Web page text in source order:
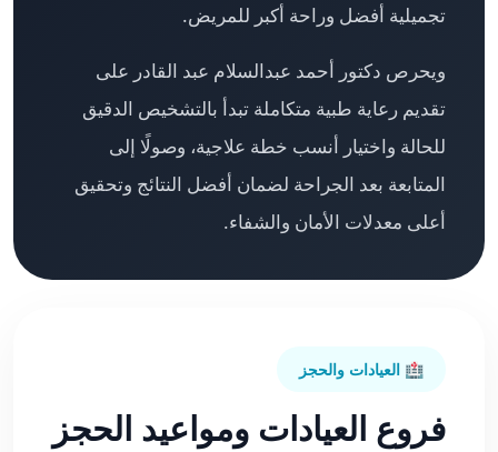
تجميلية أفضل وراحة أكبر للمريض.
ويحرص دكتور أحمد عبدالسلام عبد القادر على
تقديم رعاية طبية متكاملة تبدأ بالتشخيص الدقيق
للحالة واختيار أنسب خطة علاجية، وصولًا إلى
المتابعة بعد الجراحة لضمان أفضل النتائج وتحقيق
أعلى معدلات الأمان والشفاء.
🏥 العيادات والحجز
فروع العيادات ومواعيد الحجز